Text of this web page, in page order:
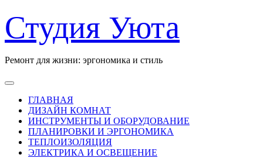
к
содержанию
Студия Уюта
Ремонт для жизни: эргономика и стиль
ГЛАВНАЯ
ДИЗАЙН КОМНАТ
ИНСТРУМЕНТЫ И ОБОРУДОВАНИЕ
ПЛАНИРОВКИ И ЭРГОНОМИКА
ТЕПЛОИЗОЛЯЦИЯ
ЭЛЕКТРИКА И ОСВЕЩЕНИЕ